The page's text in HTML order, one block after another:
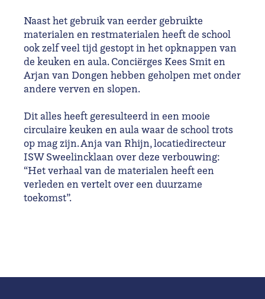
Naast het gebruik van eerder gebruikte
materialen en restmaterialen heeft de school
ook zelf veel tijd gestopt in het opknappen van
de keuken en aula. Conciërges Kees Smit en
Arjan van Dongen hebben geholpen met onder
andere verven en slopen.
Dit alles heeft geresulteerd in een mooie
circulaire keuken en aula waar de school trots
op mag zijn. Anja van Rhijn, locatiedirecteur
ISW Sweelincklaan over deze verbouwing:
“Het verhaal van de materialen heeft een
verleden en vertelt over een duurzame
toekomst”.